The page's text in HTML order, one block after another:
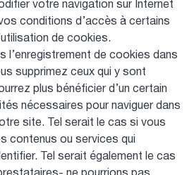
votre navigation sur Internet
conditions d’accès à certains
de cookies.
l’enregistrement de cookies dans
supprimez ceux qui y sont
plus bénéficier d’un certain
nécessaires pour naviguer dans
site. Tel serait le cas si vous
contenus ou services qui
Tel serait également le cas